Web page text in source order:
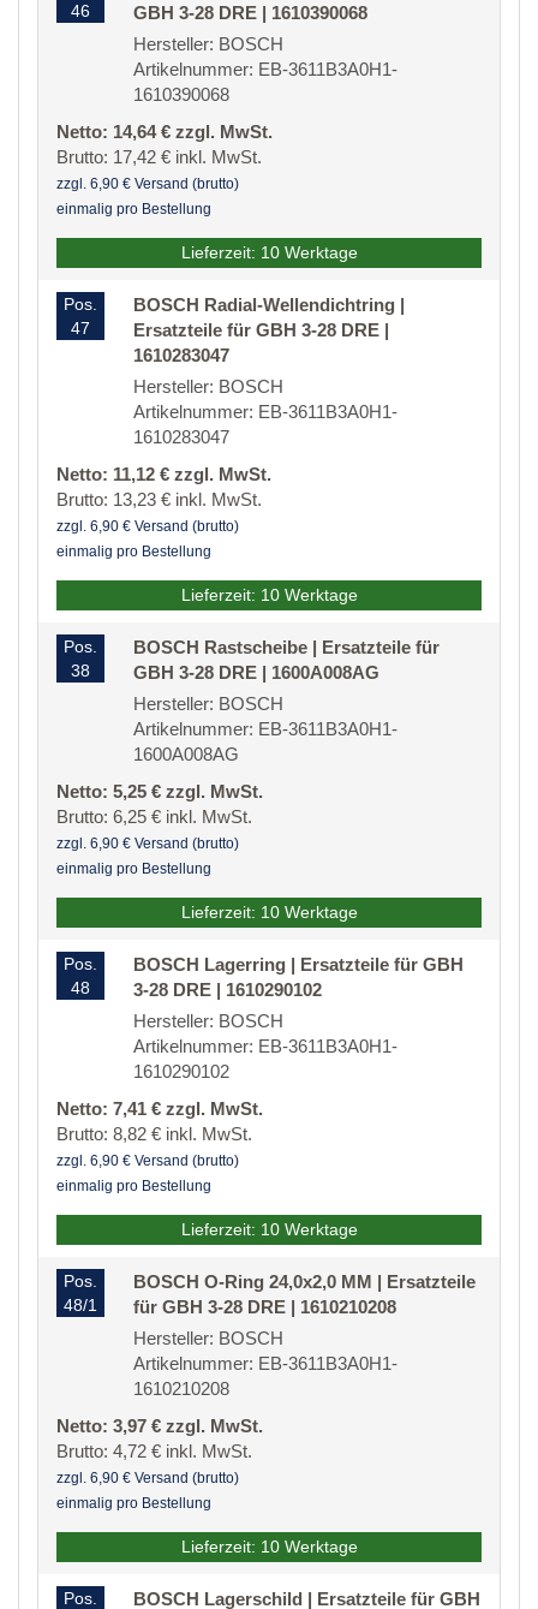
46
GBH 3-28 DRE | 1610390068
Hersteller: BOSCH
Artikelnummer: EB-3611B3A0H1-
1610390068
Netto: 14,64 € zzgl. MwSt.
Brutto: 17,42 € inkl. MwSt.
zzgl. 6,90 € Versand (brutto)
einmalig pro Bestellung
Lieferzeit: 10 Werktage
Pos.
47
BOSCH Radial-Wellendichtring |
Ersatzteile für GBH 3-28 DRE |
1610283047
Hersteller: BOSCH
Artikelnummer: EB-3611B3A0H1-
1610283047
Netto: 11,12 € zzgl. MwSt.
Brutto: 13,23 € inkl. MwSt.
zzgl. 6,90 € Versand (brutto)
einmalig pro Bestellung
Lieferzeit: 10 Werktage
Pos.
38
BOSCH Rastscheibe | Ersatzteile für
GBH 3-28 DRE | 1600A008AG
Hersteller: BOSCH
Artikelnummer: EB-3611B3A0H1-
1600A008AG
Netto: 5,25 € zzgl. MwSt.
Brutto: 6,25 € inkl. MwSt.
zzgl. 6,90 € Versand (brutto)
einmalig pro Bestellung
Lieferzeit: 10 Werktage
Pos.
48
BOSCH Lagerring | Ersatzteile für GBH
3-28 DRE | 1610290102
Hersteller: BOSCH
Artikelnummer: EB-3611B3A0H1-
1610290102
Netto: 7,41 € zzgl. MwSt.
Brutto: 8,82 € inkl. MwSt.
zzgl. 6,90 € Versand (brutto)
einmalig pro Bestellung
Lieferzeit: 10 Werktage
Pos.
48/1
BOSCH O-Ring 24,0x2,0 MM | Ersatzteile
für GBH 3-28 DRE | 1610210208
Hersteller: BOSCH
Artikelnummer: EB-3611B3A0H1-
1610210208
Netto: 3,97 € zzgl. MwSt.
Brutto: 4,72 € inkl. MwSt.
zzgl. 6,90 € Versand (brutto)
einmalig pro Bestellung
Lieferzeit: 10 Werktage
Pos.
BOSCH Lagerschild | Ersatzteile für GBH